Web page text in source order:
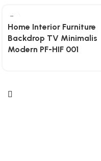
Home Interior Furniture
Backdrop TV Minimalis
Modern PF-HIF 001